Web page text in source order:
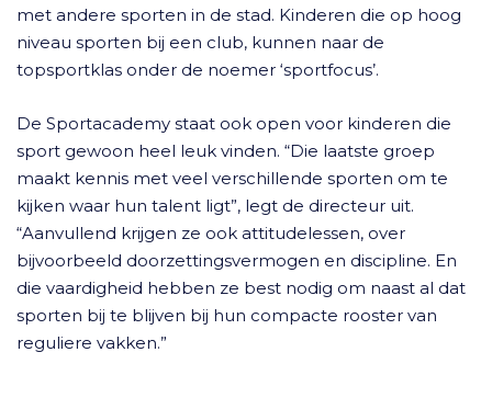
met andere sporten in de stad. Kinderen die op hoog
niveau sporten bij een club, kunnen naar de
topsportklas onder de noemer ‘sportfocus’.
De Sportacademy staat ook open voor kinderen die
sport gewoon heel leuk vinden. “Die laatste groep
maakt kennis met veel verschillende sporten om te
kijken waar hun talent ligt”, legt de directeur uit.
“Aanvullend krijgen ze ook attitudelessen, over
bijvoorbeeld doorzettingsvermogen en discipline. En
die vaardigheid hebben ze best nodig om naast al dat
sporten bij te blijven bij hun compacte rooster van
reguliere vakken.”